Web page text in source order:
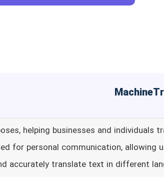
helping businesses and individuals
for personal communication, allowing
accurately translate text in different